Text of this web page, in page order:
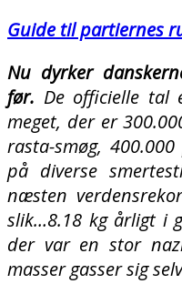
Guide til partiernes
Nu dyrker
før. De officielle tal
meget, der er
rasta-smøg,
på diverse
næsten
slik…8.18 kg årligt i
der var en stor
masser gasser sig